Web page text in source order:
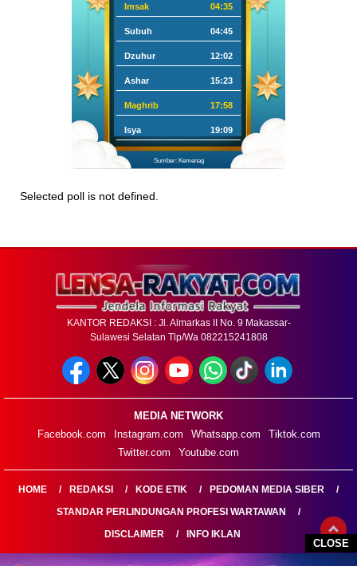
CLOSE
Imsak 04:35
Subuh 04:45
Dzuhur 12:02
Ashar 15:23
Maghrib 17:58
Isya 19:09
Sumber: Kemenag
Selected poll is not defined.
KANTOR REDAKSI : Jl. Almarkas II No. 9 Makassar-
Sulawesi Selatan Tlp/Wa 082215241808
MEDIA NETWORK
Facebook.com
Instagram.com Whatsapp.com
Tiktok.com
Twitter.com
Youtube.com
HOME REDAKSI KODE ETIK
PEDOMAN MEDIA SIBER
STANDAR PERLINDUNGAN PROFESI WARTAWAN
DISCLAIMER
INFO IKLAN